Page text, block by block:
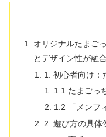
オリジナルたまご
とデザイン性が融
1. 初心者向け：
1.1 たまごっ
1.2 「メンフ
2. 遊び方の具体